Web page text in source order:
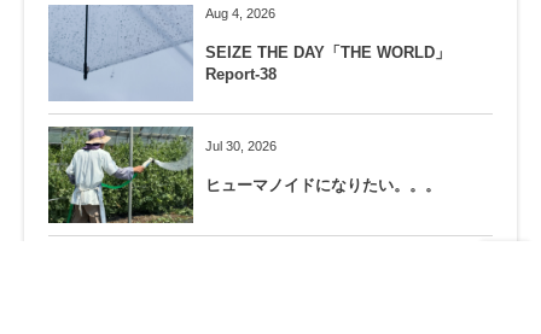
Aug 4, 2026
SEIZE THE DAY「THE WORLD」
Report-38
Jul 30, 2026
ヒューマノイドになりたい。。。